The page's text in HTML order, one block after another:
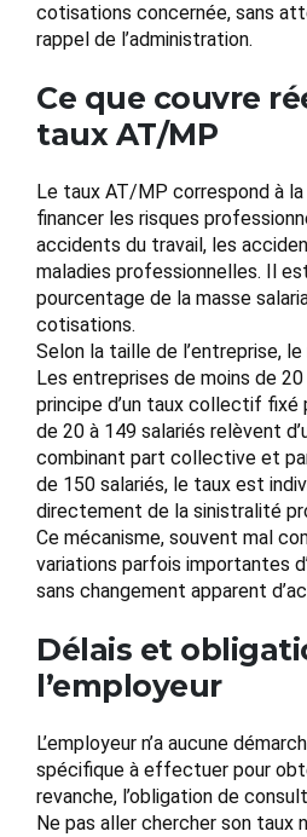
cotisations concernée, sans
rappel de l’administration.
Ce que couvre
taux AT/MP
Le taux AT/MP correspond à
financer les risques
accidents du travail, les
maladies professionnelles. Il
pourcentage de la masse
cotisations.
Selon la taille de l’entreprise,
Les entreprises de moins de
principe d’un taux collectif fixé
de 20 à 149 salariés relèvent
combinant part collective et
de 150 salariés, le taux est
directement de la sinistralité
Ce mécanisme, souvent mal
variations parfois importantes
sans changement apparent
Délais et
l’employeur
L’employeur n’a aucune
spécifique à effectuer pour
revanche, l’obligation de
Ne pas aller chercher son taux